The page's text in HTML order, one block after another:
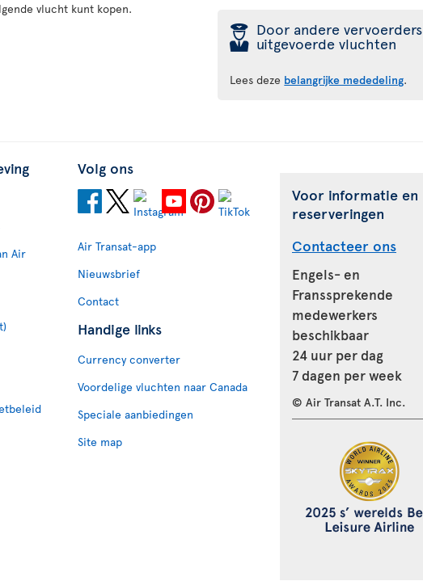
vlucht kunt kopen.
þ Door andere vervoerders
uitgevoerde vluchten
Lees deze belangrijke mededeling.
Air
Volg ons
Air Transat-app
Nieuwsbrief
Contact
Handige links
Currency converter
Voordelige vluchten naar Canada
Speciale aanbiedingen
Site map
Voor informatie en
reserveringen
Contacteer ons
Engels- en
Franssprekende
medewerkers
beschikbaar
24 uur per dag
7 dagen per week
© Air Transat A.T. Inc.